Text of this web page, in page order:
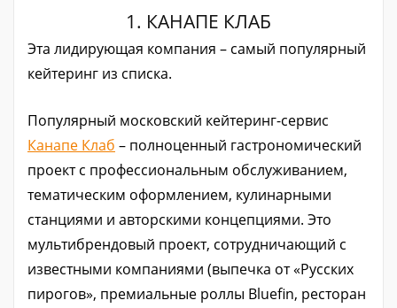
1. КАНАПЕ КЛАБ
Эта лидирующая компания – самый популярный
кейтеринг из списка.
Популярный московский кейтеринг-сервис
Канапе Клаб – полноценный гастрономический
проект с профессиональным обслуживанием,
тематическим оформлением, кулинарными
станциями и авторскими концепциями. Это
мультибрендовый проект, сотрудничающий с
известными компаниями (выпечка от «Русских
пирогов», премиальные роллы Bluefin, ресторан